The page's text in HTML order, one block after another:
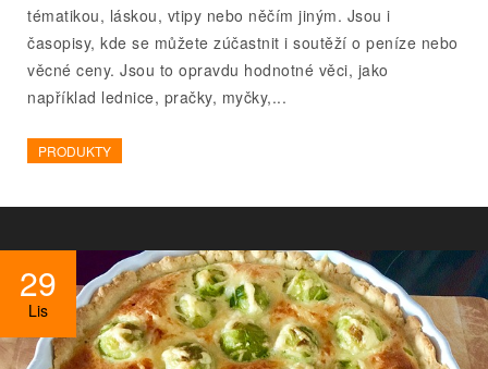
tématikou, láskou, vtipy nebo něčím jiným. Jsou i
časopisy, kde se můžete zúčastnit i soutěží o peníze nebo
věcné ceny. Jsou to opravdu hodnotné věci, jako
například lednice, pračky, myčky,...
PRODUKTY
29
Lis